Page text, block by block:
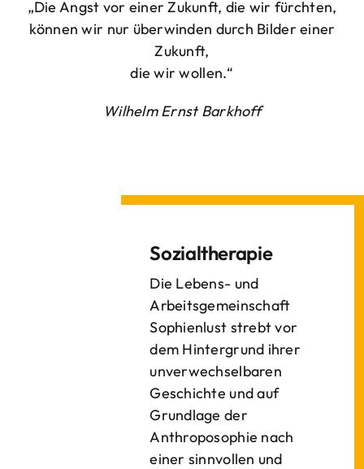
„Die Angst vor einer Zukunft, die wir fürchten,
können wir nur überwinden durch Bilder einer
Zukunft,
die wir wollen.“
Wilhelm Ernst Barkhoff
Sozialtherapie
Die Lebens- und
Arbeitsgemeinschaft
Sophienlust strebt vor
dem Hintergrund ihrer
unverwechselbaren
Geschichte und auf
Grundlage der
Anthroposophie nach
einer sinnvollen und